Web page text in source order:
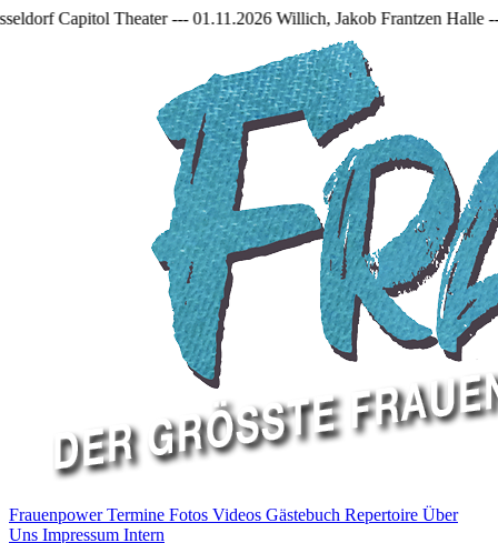
Willich, Jakob Frantzen Halle --- 11.12.2026
FrauenpowerTermine Fotos Videos Gästebuch Repertoire Über
Uns Impressum Intern